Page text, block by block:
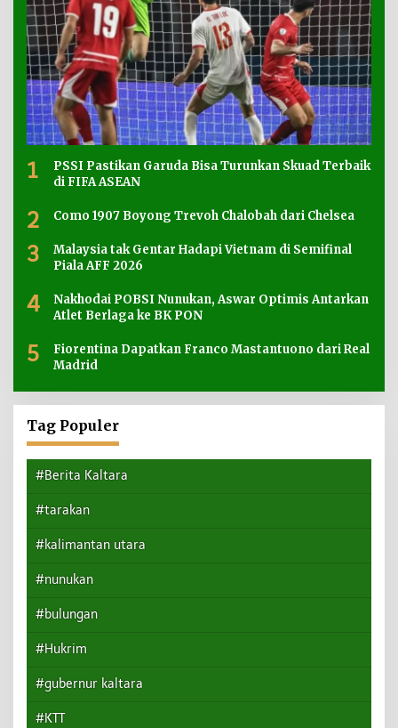
1
PSSI Pastikan Garuda Bisa Turunkan Skuad Terbaik
di FIFA ASEAN
2 Como 1907 Boyong Trevoh Chalobah dari Chelsea
3
Malaysia tak Gentar Hadapi Vietnam di Semifinal
Piala AFF 2026
4
Nakhodai POBSI Nunukan, Aswar Optimis Antarkan
Atlet Berlaga ke BK PON
5
Fiorentina Dapatkan Franco Mastantuono dari Real
Madrid
Tag Populer
#Berita Kaltara
#tarakan
#kalimantan utara
#nunukan
#bulungan
#Hukrim
#gubernur kaltara
#KTT